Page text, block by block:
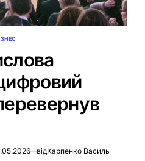
відКарпенко Василь